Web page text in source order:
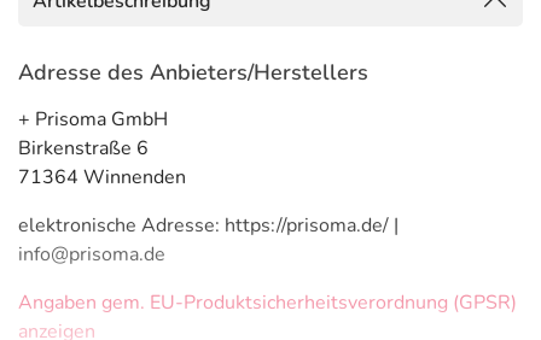
Adresse des Anbieters/Herstellers
+ Prisoma GmbH
Birkenstraße 6
71364 Winnenden
elektronische Adresse: https://prisoma.de/ |
info@prisoma.de
Angaben gem. EU-Produktsicherheitsverordnung (GPSR)
anzeigen